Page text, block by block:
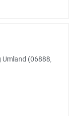
Umland (06888,